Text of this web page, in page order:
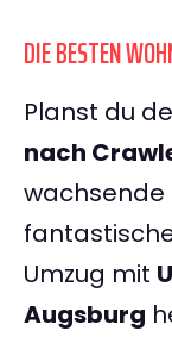
DIE BESTEN
Planst du
nach
wachsende
Umzug mit
Augsburg